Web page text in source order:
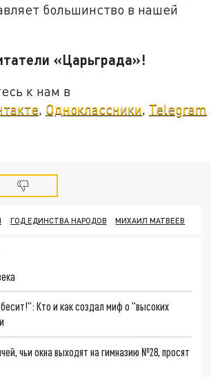
большинство в нашей
«Царьграда»!
к нам в
, Одноклассники, Telegram
ГОД ЕДИНСТВА НАРОДОВ МИХАИЛ МАТВЕЕВ
Кто и как создал миф о "высоких
чьи окна выходят на гимназию №28, просят